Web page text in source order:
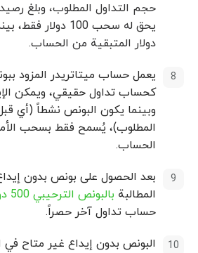
دولار المتبقية من الحساب.
يعمل حساب ميتاتريدر المزود
كحساب تداول حقيقي، ويمكن
وبينما يكون البونص نشطاً (أي
المطلوب)، يُسمح فقط بسحب
الحساب.
بعد الحصول على بونص بدون
المطالبة بالبونص الترحيبي 500 دولار
حساب تداول آخر حصراً.
البونص بدون إيداع غير متاح في